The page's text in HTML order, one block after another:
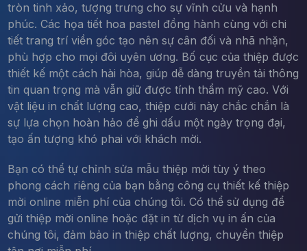
tròn tinh xảo, tượng trưng cho sự vĩnh cửu và hạnh
phúc. Các họa tiết hoa pastel đồng hành cùng với chi
tiết trang trí viền góc tạo nên sự cân đối và nhã nhặn,
phù hợp cho mọi đôi uyên ương. Bố cục của thiệp được
thiết kế một cách hài hòa, giúp dễ dàng truyền tải thông
tin quan trọng mà vẫn giữ được tính thẩm mỹ cao. Với
vật liệu in chất lượng cao, thiệp cưới này chắc chắn là
sự lựa chọn hoàn hảo để ghi dấu một ngày trọng đại,
tạo ấn tượng khó phai với khách mời.
Bạn có thể tự chỉnh sửa mẫu thiệp mời tùy ý theo
phong cách riêng của bạn bằng công cụ thiết kế thiệp
mời online miễn phí của chúng tôi. Có thể sử dụng để
gửi thiệp mời online hoặc đặt in từ dịch vụ in ấn của
chúng tôi, đảm bảo in thiệp chất lượng, chuyển thiệp